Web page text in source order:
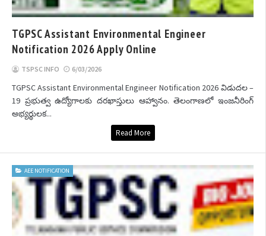
TGPSC Assistant Environmental Engineer
Notification 2026 Apply Online
TSPSC INFO 6/03/2026
TGPSC Assistant Environmental Engineer Notification 2026 విడుదల –
19 ప్రభుత్వ ఉద్యోగాలకు దరఖాస్తులు ఆహ్వానం. తెలంగాణలో ఇంజనీరింగ్
అభ్యర్థులక...
Read More
AEE NOTIFICATION